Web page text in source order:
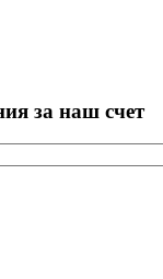
за наш счет